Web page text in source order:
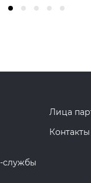
Лица
службы